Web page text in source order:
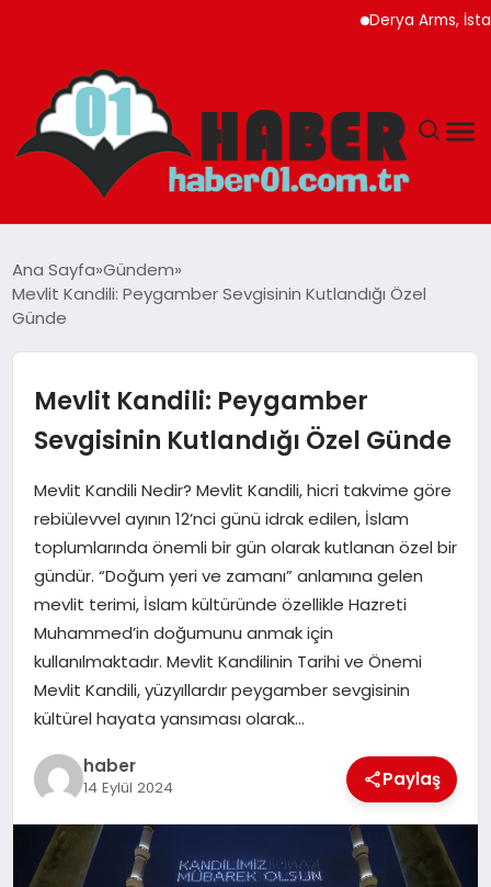
Derya Arms,
ADANA
MAGAZIN
EĞITIM
TEKNOLOJI
Ana Sayfa Gündem
Mevlit Kandili: Peygamber Sevgisinin Kutlandığı Özel
Günde
Mevlit Kandili: Peygamber
Sevgisinin Kutlandığı Özel Günde
Mevlit Kandili Nedir? Mevlit Kandili, hicri takvime göre
rebiülevvel ayının 12’nci günü idrak edilen, İslam
toplumlarında önemli bir gün olarak kutlanan özel bir
gündür. “Doğum yeri ve zamanı” anlamına gelen
mevlit terimi, İslam kültüründe özellikle Hazreti
Muhammed’in doğumunu anmak için
kullanılmaktadır. Mevlit Kandilinin Tarihi ve Önemi
Mevlit Kandili, yüzyıllardır peygamber sevgisinin
kültürel hayata yansıması olarak…
haber
14 Eylül 2024 Paylaş